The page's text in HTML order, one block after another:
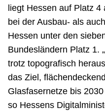
liegt Hessen auf Platz 4
bei der Ausbau- als
Hessen unter den
Bundesländern Platz 1.
trotz topografisch
das Ziel,
Glasfasernetze bis
so Hessens